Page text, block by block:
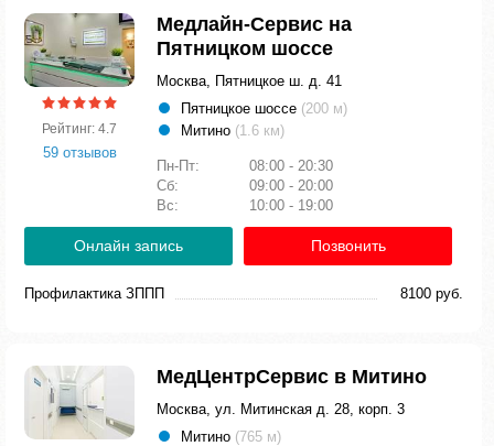
Рейтинг: 4.7
59 отзывов
Медлайн-Сервис на
Пятницком шоссе
Москва, Пятницкое ш. д. 41
Пятницкое шоссе (200 м)
Митино (1.6 км)
Пн-Пт:
08:00 - 20:30
Сб:
09:00 - 20:00
Вс:
10:00 - 19:00
Онлайн запись Позвонить
Профилактика ЗППП 8100 руб.
МедЦентрСервис в Митино
Москва, ул. Митинская д. 28, корп. 3
Митино (765 м)